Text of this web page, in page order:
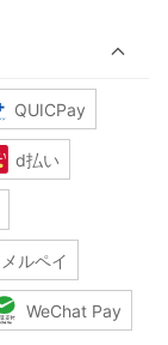
QUICPay
d払い
メルペイ
WeChat Pay